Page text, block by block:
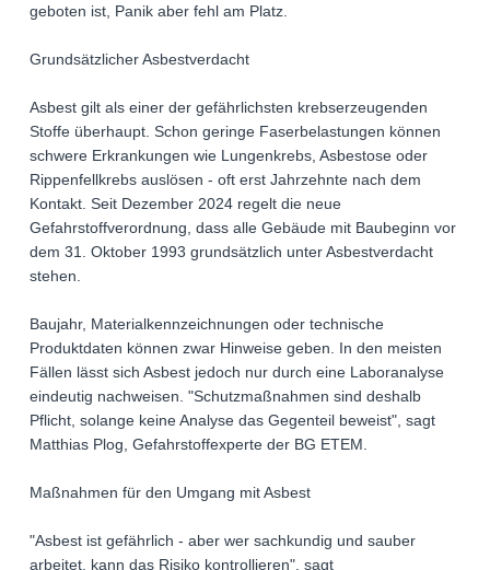
geboten ist, Panik aber fehl am Platz.
Grundsätzlicher Asbestverdacht
Asbest gilt als einer der gefährlichsten krebserzeugenden
Stoffe überhaupt. Schon geringe Faserbelastungen können
schwere Erkrankungen wie Lungenkrebs, Asbestose oder
Rippenfellkrebs auslösen - oft erst Jahrzehnte nach dem
Kontakt. Seit Dezember 2024 regelt die neue
Gefahrstoffverordnung, dass alle Gebäude mit Baubeginn vor
dem 31. Oktober 1993 grundsätzlich unter Asbestverdacht
stehen.
Baujahr, Materialkennzeichnungen oder technische
Produktdaten können zwar Hinweise geben. In den meisten
Fällen lässt sich Asbest jedoch nur durch eine Laboranalyse
eindeutig nachweisen. "Schutzmaßnahmen sind deshalb
Pflicht, solange keine Analyse das Gegenteil beweist", sagt
Matthias Plog, Gefahrstoffexperte der BG ETEM.
Maßnahmen für den Umgang mit Asbest
"Asbest ist gefährlich - aber wer sachkundig und sauber
arbeitet, kann das Risiko kontrollieren", sagt